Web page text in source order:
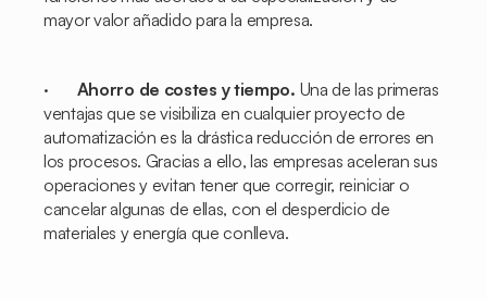
mayor valor añadido para la empresa.
· Ahorro de costes y tiempo. Una de las primeras
ventajas que se visibiliza en cualquier proyecto de
automatización es la drástica reducción de errores en
los procesos. Gracias a ello, las empresas aceleran sus
operaciones y evitan tener que corregir, reiniciar o
cancelar algunas de ellas, con el desperdicio de
materiales y energía que conlleva.